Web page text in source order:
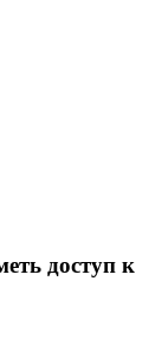
доступ к